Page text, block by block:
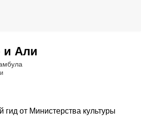
и Али
от Министерства культуры